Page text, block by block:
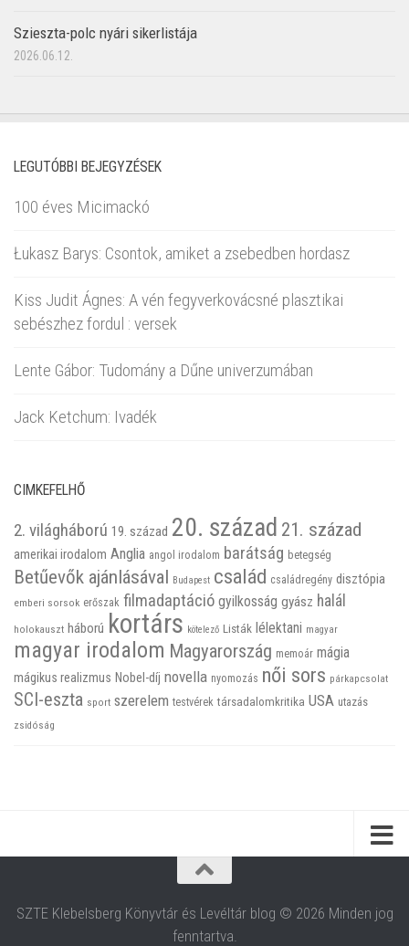
Szieszta-polc nyári sikerlistája
2026.06.12.
LEGUTÓBBI BEJEGYZÉSEK
100 éves Micimackó
Łukasz Barys: Csontok, amiket a zsebedben hordasz
Kiss Judit Ágnes: A vén fegyverkovácsné plasztikai
sebészhez fordul : versek
Lente Gábor: Tudomány a Dűne univerzumában
Jack Ketchum: Ivadék
CIMKEFELHŐ
2. világháború 19. század 20. század 21. század
amerikai irodalom Anglia angol irodalom barátság betegség
Betűevők ajánlásával Budapest család családregény disztópia
emberi sorsok erőszak filmadaptáció gyilkosság gyász halál
holokauszt háború kortárs kötelező Listák lélektani magyar
magyar irodalom Magyarország memoár mágia
mágikus realizmus Nobel-díj novella nyomozás női sors párkapcsolat
SCI-eszta sport szerelem testvérek társadalomkritika USA utazás
zsidóság
SZTE Klebelsberg Könyvtár és Levéltár blog © 2026 Minden jog
fenntartva.